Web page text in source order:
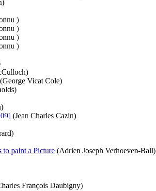
)
)
)
)
(George Vicat Cole)
(Jean Charles Cazin)
paint a Picture (Adrien Joseph Verhoeven-Ball)
François Daubigny)